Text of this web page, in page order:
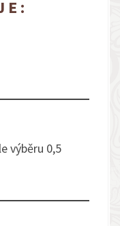
výběru 0,5